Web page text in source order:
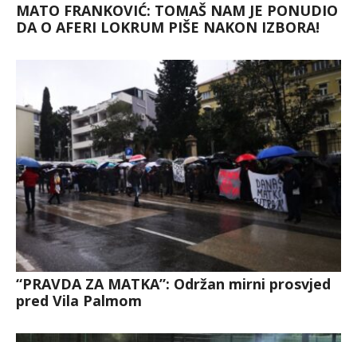
MATO FRANKOVIĆ: TOMAŠ NAM JE PONUDIO
DA O AFERI LOKRUM PIŠE NAKON IZBORA!
“PRAVDA ZA MATKA”: Održan mirni prosvjed
pred Vila Palmom